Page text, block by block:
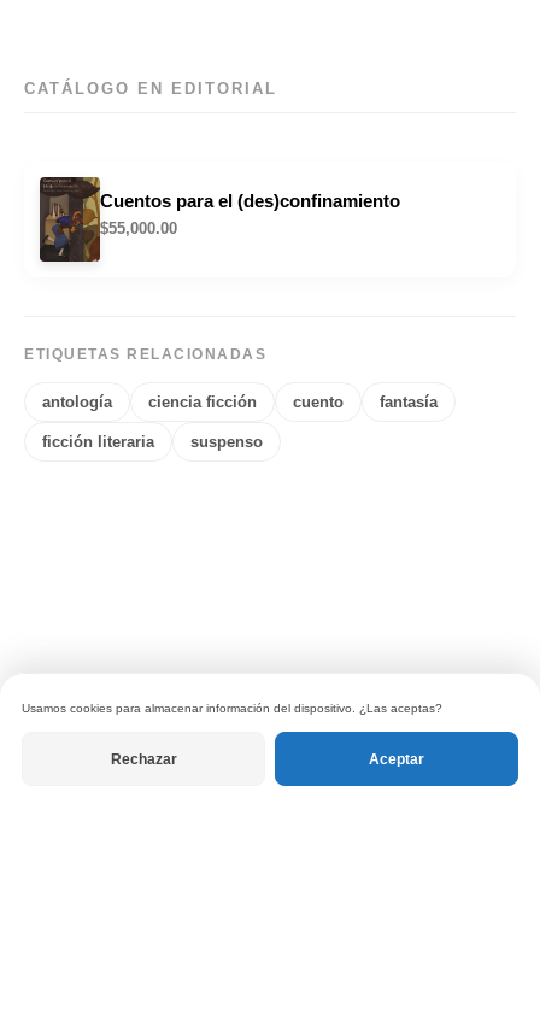
Usamos cookies para almacenar información del dispositivo. ¿Las aceptas?
Aceptar
Rechazar
CATÁLOGO EN EDITORIAL
Cuentos para el (des)confinamiento
$55,000.00
ETIQUETAS RELACIONADAS
antología ciencia ficción cuento fantasía
ficción literaria suspenso